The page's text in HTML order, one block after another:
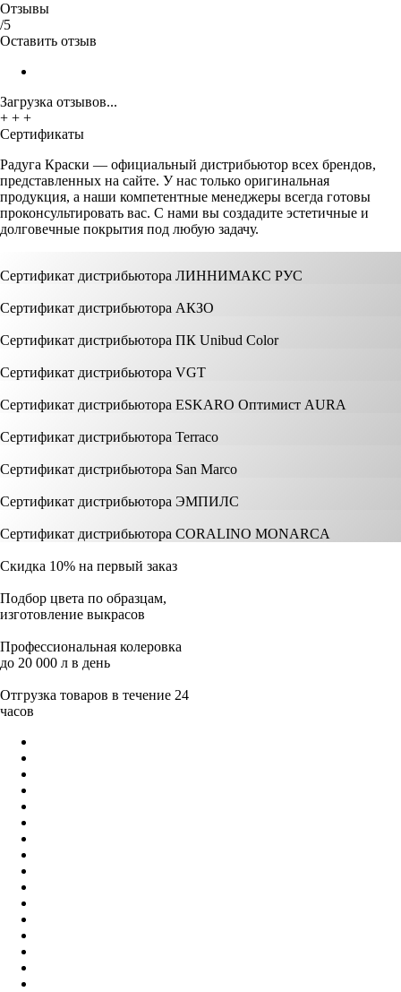
Отзывы
/5
Оставить отзыв
Загрузка отзывов...
+ + +
Сертификаты
Радуга Краски — официальный дистрибьютор всех брендов,
представленных на сайте. У нас только оригинальная
продукция, а наши компетентные менеджеры всегда готовы
проконсультировать вас. С нами вы создадите эстетичные и
долговечные покрытия под любую задачу.
Сертификат дистрибьютора ЛИННИМАКС РУС
Сертификат дистрибьютора АКЗО
Сертификат дистрибьютора ПК Unibud Color
Сертификат дистрибьютора VGT
Сертификат дистрибьютора ESKARO Оптимист AURA
Сертификат дистрибьютора Terraco
Сертификат дистрибьютора San Marco
Сертификат дистрибьютора ЭМПИЛС
Сертификат дистрибьютора CORALINO MONARCA
Скидка 10% на первый заказ
Подбор цвета по образцам,
изготовление выкрасов
Профессиональная колеровка
до 20 000 л в день
Отгрузка товаров в течение 24
часов